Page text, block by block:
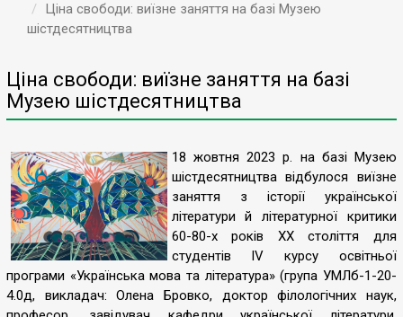
Ціна свободи: виїзне заняття на базі Музею
шістдесятництва
Ціна свободи: виїзне заняття на базі
Музею шістдесятництва
18 жовтня 2023 р. на базі Музею
шістдесятництва відбулося виїзне
заняття з історії української
літератури й літературної критики
60-80-х років ХХ століття для
студентів IV курсу освітньої
програми «Українська мова та література» (група УМЛб-1-20-
4.0д, викладач: Олена Бровко, доктор філологічних наук,